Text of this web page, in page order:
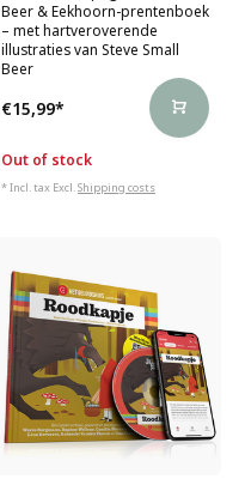
Beer & Eekhoorn-prentenboek
– met hartveroverende
illustraties van Steve Small
Beer
€15,99*
Out of stock
* Incl. tax Excl.Shipping costs